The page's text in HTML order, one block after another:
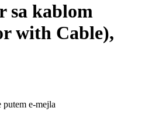
sa kablom
with Cable),
e-mejla